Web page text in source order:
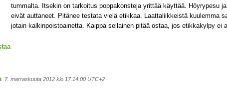
tummalta. Itsekin on tarkoitus poppakonsteja yrittää käyttää. Höyrypesu
eivät auttaneet. Pitänee testata vielä etikkaa. Laattaliikkeistä kuulemma
jotain kalkinpoistoainetta. Kaippa sellainen pitää ostaa, jos etikkakylpy ei
7. marraskuuta 2012 klo 17.14.00 UTC+2